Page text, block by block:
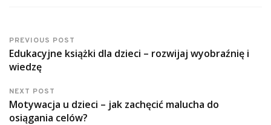
PREVIOUS POST
Edukacyjne książki dla dzieci – rozwijaj wyobraźnię i
wiedzę
NEXT POST
Motywacja u dzieci – jak zachęcić malucha do
osiągania celów?